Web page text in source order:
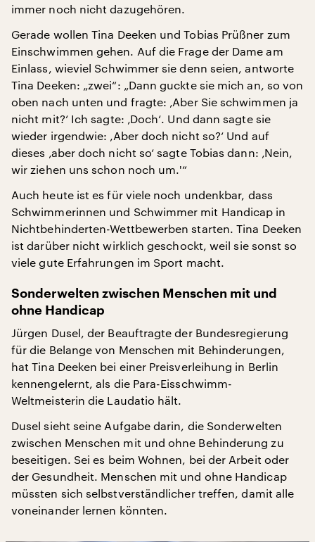
immer noch nicht dazugehören.
Gerade wollen Tina Deeken und Tobias Prüßner zum
Einschwimmen gehen. Auf die Frage der Dame am
Einlass, wieviel Schwimmer sie denn seien, antworte
Tina Deeken: „zwei“: „Dann guckte sie mich an, so von
oben nach unten und fragte: ‚Aber Sie schwimmen ja
nicht mit?‘ Ich sagte: ‚Doch‘. Und dann sagte sie
wieder irgendwie: ‚Aber doch nicht so?‘ Und auf
dieses ‚aber doch nicht so‘ sagte Tobias dann: ‚Nein,
wir ziehen uns schon noch um.'“
Auch heute ist es für viele noch undenkbar, dass
Schwimmerinnen und Schwimmer mit Handicap in
Nichtbehinderten-Wettbewerben starten. Tina Deeken
ist darüber nicht wirklich geschockt, weil sie sonst so
viele gute Erfahrungen im Sport macht.
Sonderwelten zwischen Menschen mit und
ohne Handicap
Jürgen Dusel, der Beauftragte der Bundesregierung
für die Belange von Menschen mit Behinderungen,
hat Tina Deeken bei einer Preisverleihung in Berlin
kennengelernt, als die Para-Eisschwimm-
Weltmeisterin die Laudatio hält.
Dusel sieht seine Aufgabe darin, die Sonderwelten
zwischen Menschen mit und ohne Behinderung zu
beseitigen. Sei es beim Wohnen, bei der Arbeit oder
der Gesundheit. Menschen mit und ohne Handicap
müssten sich selbstverständlicher treffen, damit alle
voneinander lernen könnten.